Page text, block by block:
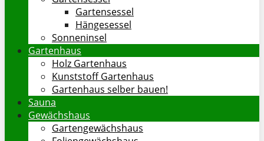
Gartensessel
Hängesessel
Sonneninsel
Gartenhaus
Holz Gartenhaus
Kunststoff Gartenhaus
Gartenhaus selber bauen!
Sauna
Gewächshaus
Gartengewächshaus